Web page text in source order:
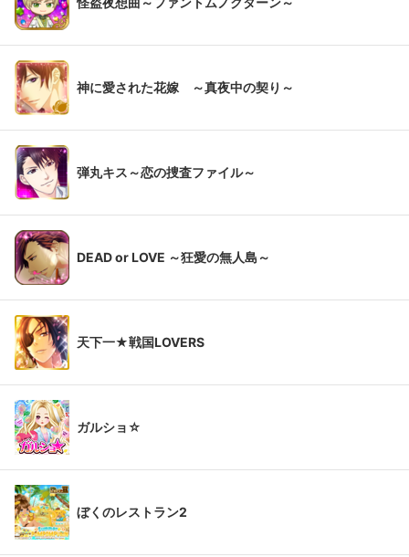
神に愛された花嫁 ～真夜中の契り～
弾丸キス～恋の捜査ファイル～
DEAD or LOVE ～狂愛の無人島～
天下一★戦国LOVERS
ガルショ☆
ぼくのレストラン2